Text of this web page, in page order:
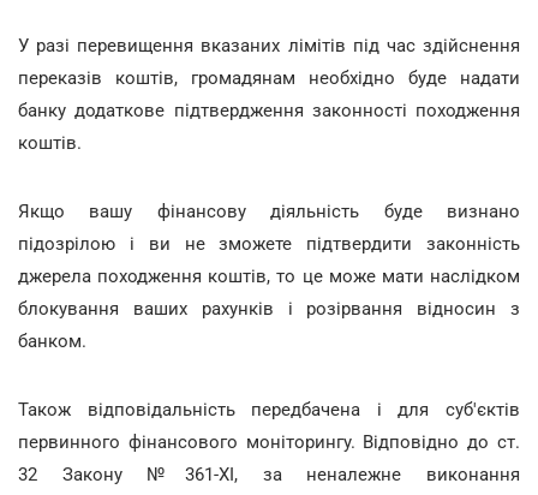
У разі перевищення вказаних лімітів під час здійснення
переказів коштів, громадянам необхідно буде надати
банку додаткове підтвердження законності походження
коштів.
Якщо вашу фінансову діяльність буде визнано
підозрілою і ви не зможете підтвердити законність
джерела походження коштів, то це може мати наслідком
блокування ваших рахунків і розірвання відносин з
банком.
Також відповідальність передбачена і для суб'єктів
первинного фінансового моніторингу. Відповідно до ст.
32 Закону №361-ХІ, за неналежне виконання